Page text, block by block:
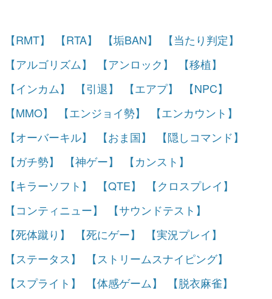
【RMT】 【RTA】 【垢BAN】
【当たり判定】
【アルゴリズム】
【アンロック】
【移植】
【インカム】
【引退】 【エアプ】
【NPC】
【MMO】
【エンジョイ勢】
【エンカウント】
【オーバーキル】
【おま国】
【隠しコマンド】
【ガチ勢】
【神ゲー】
【カンスト】
【キラーソフト】
【QTE】
【クロスプレイ】
【コンティニュー】
【サウンドテスト】
【死体蹴り】
【死にゲー】
【実況プレイ】
【ステータス】
【ストリームスナイピング】
【スプライト】
【体感ゲーム】 【脱衣麻雀】